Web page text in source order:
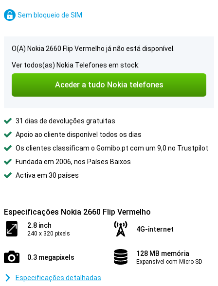
Sem bloqueio de SIM
O(A) Nokia 2660 Flip Vermelho já não está disponível.
Ver todos(as) Nokia Telefones em stock:
Aceder a tudo Nokia telefones
31 dias de devoluções gratuitas
Apoio ao cliente disponível todos os dias
Os clientes classificam o Gomibo.pt com um 9,0 no Trustpilot
Fundada em 2006, nos Países Baixos
Activa em 30 países
Especificações Nokia 2660 Flip Vermelho
2.8 inch
240 x 320 pixels
4G-internet
0.3 megapixels 128 MB memória
Expansível com Micro SD
Especificações detalhadas